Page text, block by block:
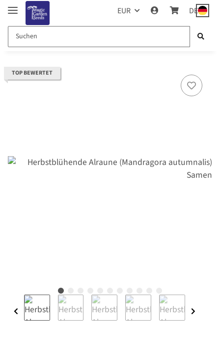
EUR DE
TOP BEWERTET